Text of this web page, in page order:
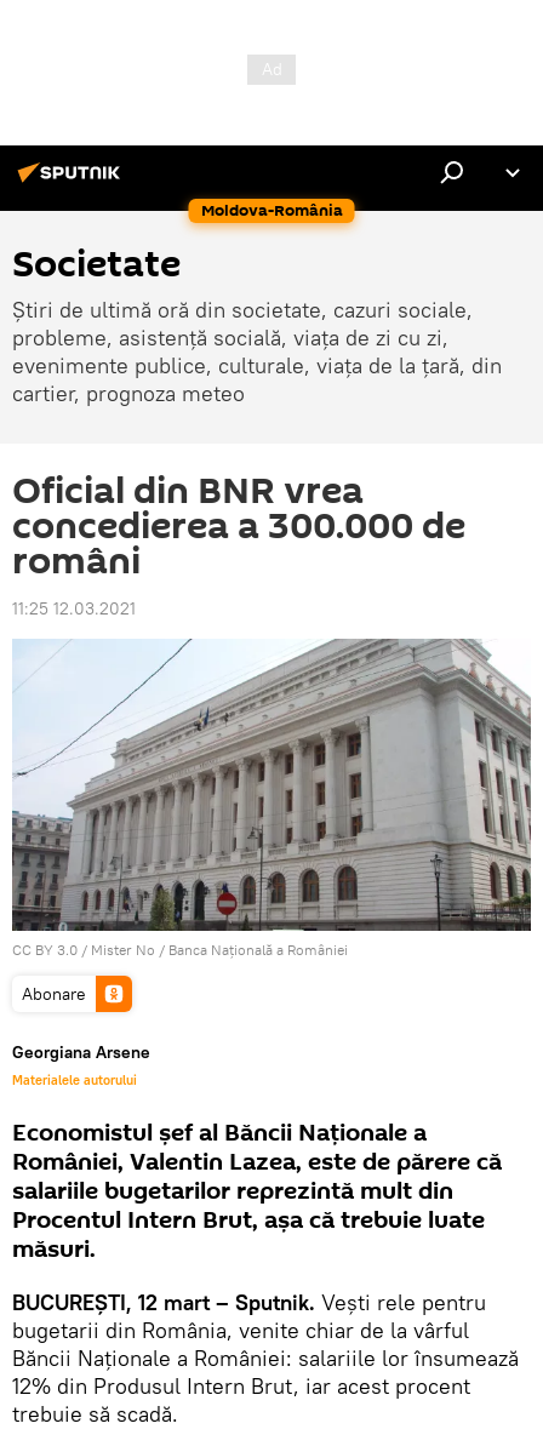
Moldova-România
Societate
Știri de ultimă oră din societate, cazuri sociale,
probleme, asistență socială, viața de zi cu zi,
evenimente publice, culturale, viața de la țară, din
cartier, prognoza meteo
Oficial din BNR vrea
concedierea a 300.000 de
români
11:25 12.03.2021
CC BY 3.0 / Mister No / Banca Naţională a României
Abonare
Georgiana Arsene
Materialele autorului
Economistul șef al Băncii Naționale a
României, Valentin Lazea, este de părere că
salariile bugetarilor reprezintă mult din
Procentul Intern Brut, așa că trebuie luate
măsuri.
BUCUREȘTI, 12 mart – Sputnik. Vești rele pentru
bugetarii din România, venite chiar de la vârful
Băncii Naționale a României: salariile lor însumează
12% din Produsul Intern Brut, iar acest procent
trebuie să scadă.